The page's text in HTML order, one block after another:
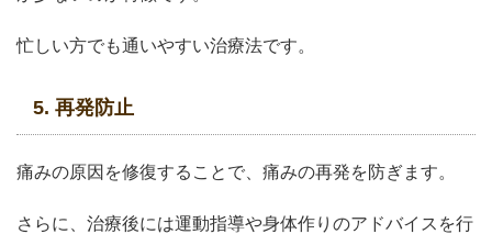
忙しい方でも通いやすい治療法です。
5. 再発防止
痛みの原因を修復することで、痛みの再発を防ぎます。
さらに、治療後には運動指導や身体作りのアドバイスを行